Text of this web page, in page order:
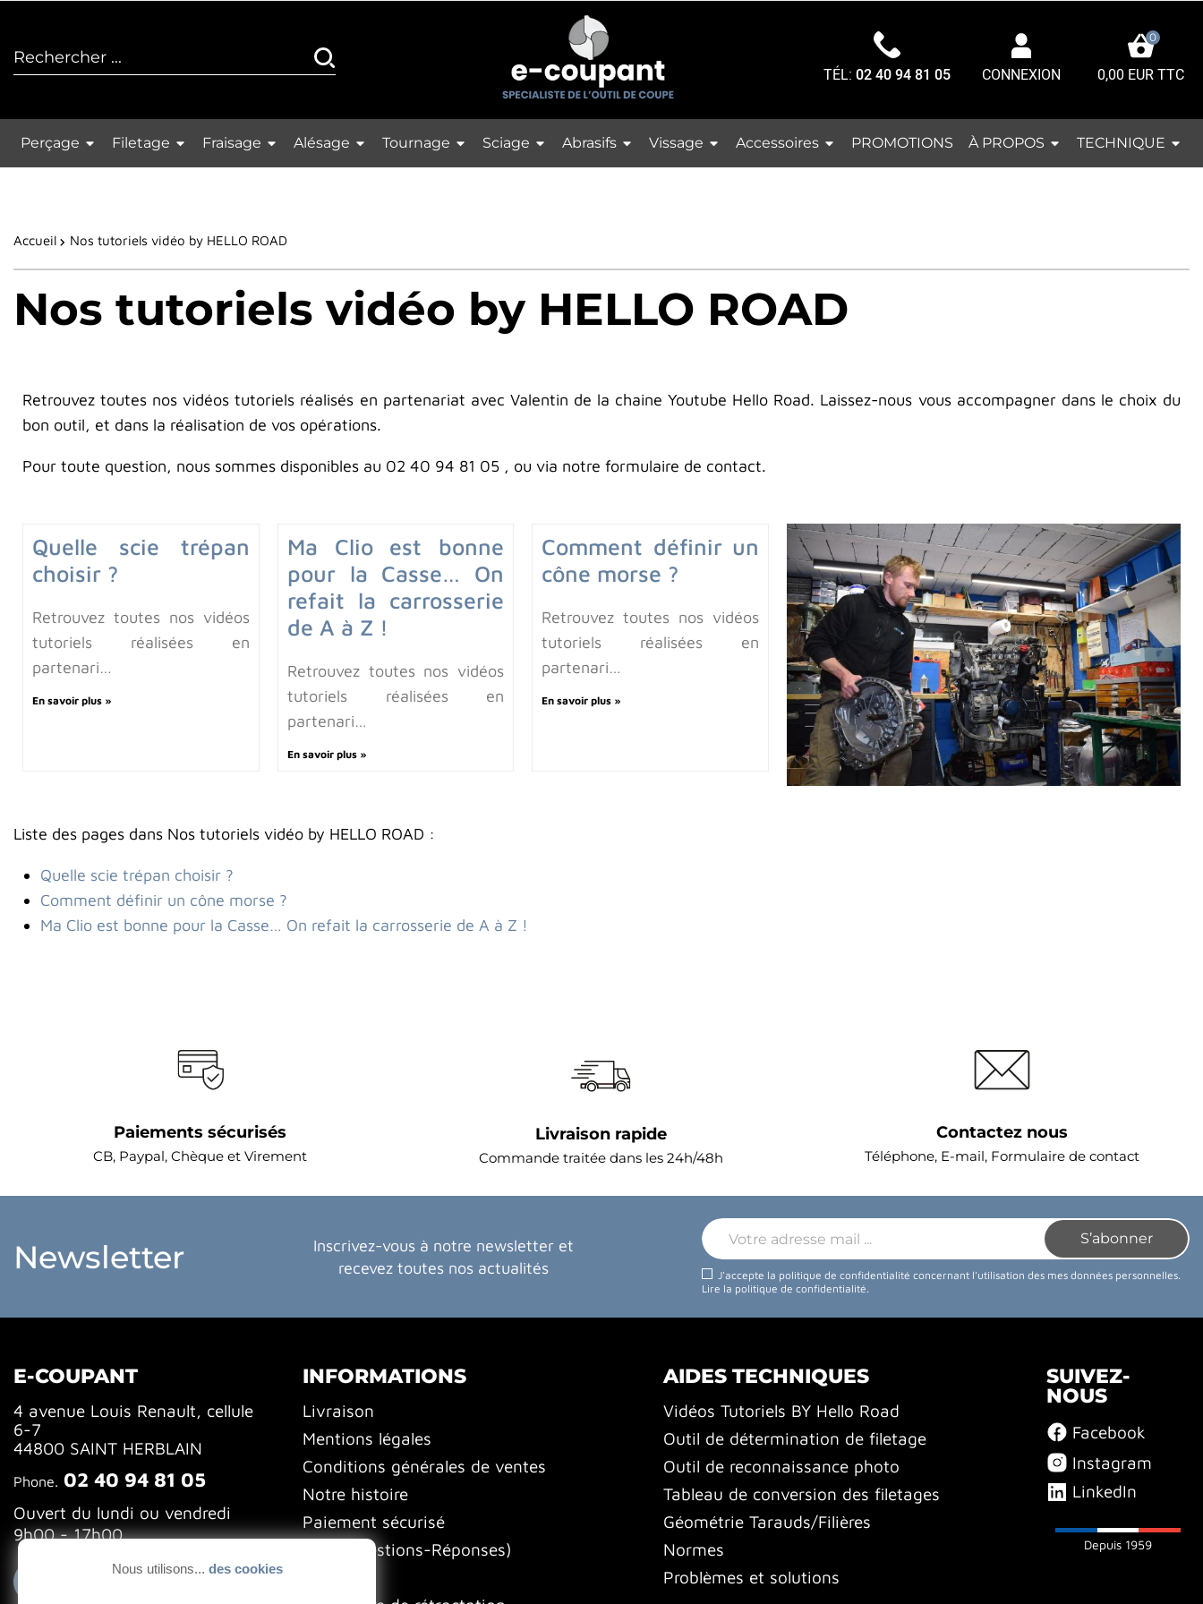
TÉL:02 40 94 81 05 CONNEXION
0
0,00 EUR TTC
Perçage Filetage Fraisage Alésage Tournage Sciage Abrasifs Vissage Accessoires PROMOTIONS À PROPOS TECHNIQUE
Accueil Nos tutoriels vidéo by HELLO ROAD
Nos tutoriels vidéo by HELLO ROAD
Retrouvez toutes nos vidéos tutoriels réalisés en partenariat avec Valentin de la chaine Youtube Hello Road. Laissez-nous vous accompagner dans le choix du
bon outil, et dans la réalisation de vos opérations.
Pour toute question, nous sommes disponibles au 02 40 94 81 05 , ou via notre formulaire de contact.
Quelle scie trépan
choisir ?
Retrouvez toutes nos vidéos
tutoriels réalisées en
partenari…
En savoir plus »
Ma Clio est bonne
pour la Casse… On
refait la carrosserie
de A à Z !
Retrouvez toutes nos vidéos
tutoriels réalisées en
partenari…
En savoir plus »
Comment définir un
cône morse ?
Retrouvez toutes nos vidéos
tutoriels réalisées en
partenari…
En savoir plus »
Liste des pages dans Nos tutoriels vidéo by HELLO ROAD :
Quelle scie trépan choisir ?
Comment définir un cône morse ?
Ma Clio est bonne pour la Casse… On refait la carrosserie de A à Z !
Paiements sécurisés
CB, Paypal, Chèque et Virement
Livraison rapide
Commande traitée dans les 24h/48h
Contactez nous
Téléphone, E-mail, Formulaire de contact
Newsletter
Inscrivez-vous à notre newsletter et
recevez toutes nos actualités
J'accepte la politique de confidentialité concernant l'utilisation des mes données personnelles.
Lire la politique de confidentialité.
E-COUPANT
4 avenue Louis Renault, cellule
6-7
44800 SAINT HERBLAIN
Phone. 02 40 94 81 05
Ouvert du lundi ou vendredi
9h00 - 17h00
INFORMATIONS
Livraison
Mentions légales
Conditions générales de ventes
Notre histoire
Paiement sécurisé
FAQ (Questions-Réponses)
AIDES TECHNIQUES
Vidéos Tutoriels BY Hello Road
Outil de détermination de filetage
Outil de reconnaissance photo
Tableau de conversion des filetages
Géométrie Tarauds/Filières
Normes
Problèmes et solutions
SUIVEZ-
NOUS
Facebook
Instagram
LinkedIn
Depuis 1959
Nous utilisons... des cookies